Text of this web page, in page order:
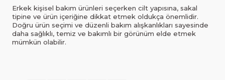
Erkek kişisel bakım ürünleri seçerken cilt yapısına, sakal
tipine ve ürün içeriğine dikkat etmek oldukça önemlidir.
Doğru ürün seçimi ve düzenli bakım alışkanlıkları sayesinde
daha sağlıklı, temiz ve bakımlı bir görünüm elde etmek
mümkün olabilir.